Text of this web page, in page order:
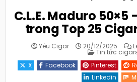
C.L.E. Maduro 50×5
trong Top 25
Yêu Cigar 20/12/2025
Posted
Tin tức
X
Facebook Pinterest
Linkedin